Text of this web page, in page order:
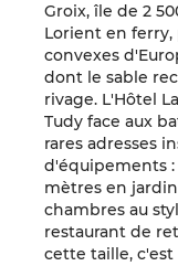
Groix, île de 2
Lorient en ferry,
convexes
dont le sable
rivage. L'Hôtel
Tudy face aux
rares adresses
d'équipements :
mètres en
chambres au
restaurant de
cette taille,